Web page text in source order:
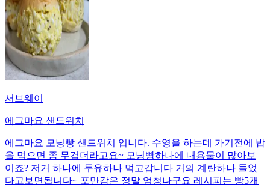
서브웨이
에그마요 샌드위치
에그마요 모닝빵 샌드위치 입니다. 수영을 하는데 가기전에 밥
을 먹으면 좀 무겁더라고요~ 모닝빵하나에 내용물이 많아보
이죠? 저거 하나에 두유하나 먹고갑니다 거의 계란하나 들었
다고보면됩니다~ 포만감은 정말 엄청나구요 레시피는 빵5개